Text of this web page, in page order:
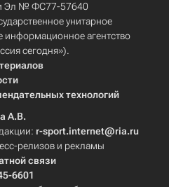
Эл № ФС77-57640
унитарное
агентство
сегодня»).
технологий
А.В.
r-sport.internet@ria.ru
релизов и рекламы
связи
6601